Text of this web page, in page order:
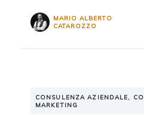
MARIO ALBERTO
CATAROZZO
CONSULENZA AZIENDALE,
MARKETING